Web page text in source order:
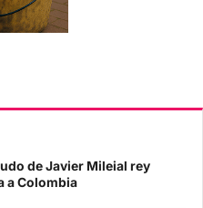
de Javier Mileial rey
a Colombia